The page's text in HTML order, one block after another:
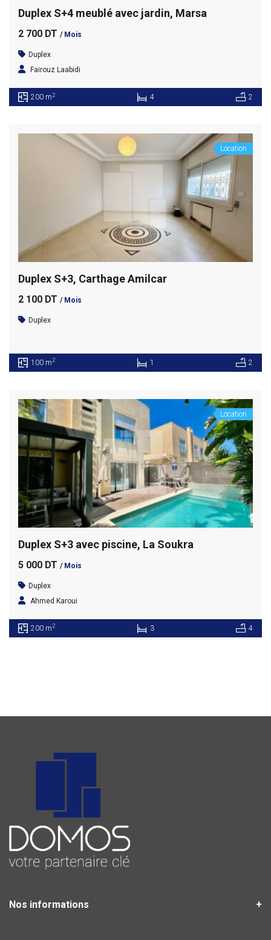
Duplex S+4 meublé avec jardin, Marsa
2 700 DT / Mois
Duplex
Fairouz Laabidi
200 m2 4 2
Location
Duplex S+3, Carthage Amilcar
2 100 DT / Mois
Duplex
100 m2 1 2
Location
Duplex S+3 avec piscine, La Soukra
5 000 DT / Mois
Duplex
Ahmed Karoui
200 m2 3 4
Nos informations